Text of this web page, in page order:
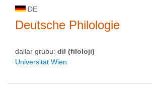
DE
Deutsche Philologie
dallar grubu: dil (filoloji)
Universität Wien